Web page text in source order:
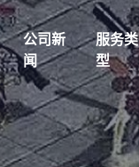
公司新
闻
服务类
型